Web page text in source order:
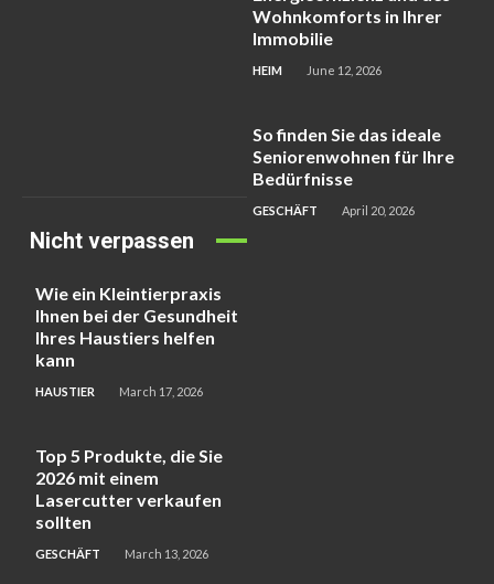
Wohnkomforts in Ihrer
Immobilie
HEIM June 12, 2026
So finden Sie das ideale
Seniorenwohnen für Ihre
Bedürfnisse
GESCHÄFT April 20, 2026
Nicht verpassen
Wie ein Kleintierpraxis
Ihnen bei der Gesundheit
Ihres Haustiers helfen
kann
HAUSTIER March 17, 2026
Top 5 Produkte, die Sie
2026 mit einem
Lasercutter verkaufen
sollten
GESCHÄFT March 13, 2026